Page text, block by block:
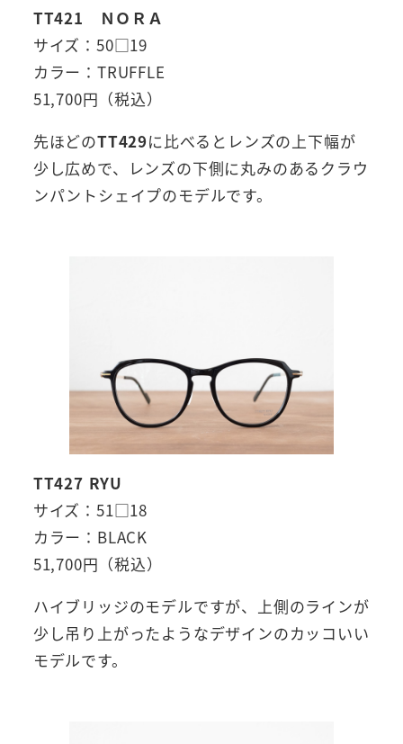
TT421 ＮＯＲＡ
サイズ：50□19
カラー：TRUFFLE
51,700円（税込）
先ほどのTT429に比べるとレンズの上下幅が
少し広めで、レンズの下側に丸みのあるクラウ
ンパントシェイプのモデルです。
TT427 RYU
サイズ：51□18
カラー：BLACK
51,700円（税込）
ハイブリッジのモデルですが、上側のラインが
少し吊り上がったようなデザインのカッコいい
モデルです。